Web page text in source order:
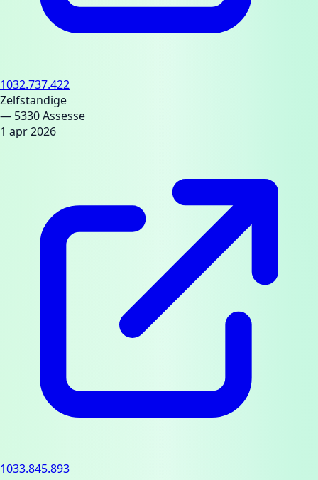
1032.737.422
Zelfstandige
— 5330 Assesse
1 apr 2026
1033.845.893